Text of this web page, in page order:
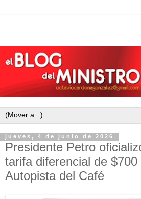
jueves, 4 de junio de 2026
Presidente Petro
tarifa diferencial de
Autopista del Café